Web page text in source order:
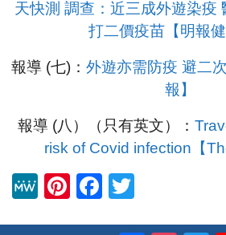
天快測 調查：近三成外遊染疫
打二價疫苗【明報健
報導 (七)： 外遊亦需防疫 避二
報】
報導 (八）（只有英文）：
risk of Covid infection【
M
Pi
F